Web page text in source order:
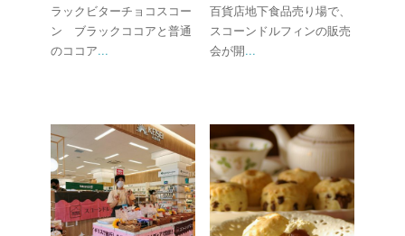
ラックビターチョコスコー
ン ブラックココアと普通
のココア...
百貨店地下食品売り場で、
スコーンドルフィンの販売
会が開...